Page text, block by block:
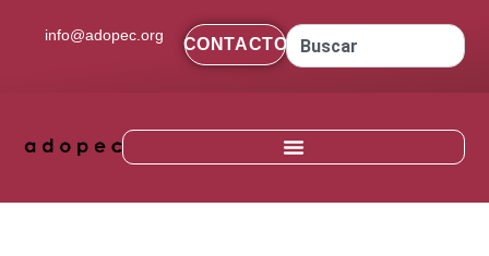
info@adopec.org CONTACTO